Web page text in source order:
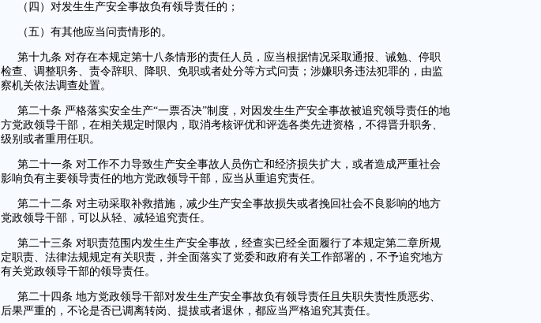
（四）对发生生产安全事故负有领导责任的；
（五）有其他应当问责情形的。
第十九条 对存在本规定第十八条情形的责任人员，应当根据情况采取通报、诫勉、停职
检查、调整职务、责令辞职、降职、免职或者处分等方式问责；涉嫌职务违法犯罪的，由监
察机关依法调查处置。
第二十条 严格落实安全生产“一票否决”制度，对因发生生产安全事故被追究领导责任的地
方党政领导干部，在相关规定时限内，取消考核评优和评选各类先进资格，不得晋升职务、
级别或者重用任职。
第二十一条 对工作不力导致生产安全事故人员伤亡和经济损失扩大，或者造成严重社会
影响负有主要领导责任的地方党政领导干部，应当从重追究责任。
第二十二条 对主动采取补救措施，减少生产安全事故损失或者挽回社会不良影响的地方
党政领导干部，可以从轻、减轻追究责任。
第二十三条 对职责范围内发生生产安全事故，经查实已经全面履行了本规定第二章所规
定职责、法律法规规定有关职责，并全面落实了党委和政府有关工作部署的，不予追究地方
有关党政领导干部的领导责任。
第二十四条 地方党政领导干部对发生生产安全事故负有领导责任且失职失责性质恶劣、
后果严重的，不论是否已调离转岗、提拔或者退休，都应当严格追究其责任。